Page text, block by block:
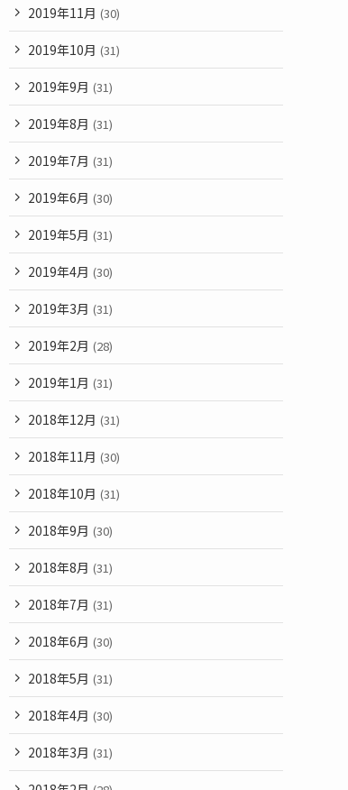
2019年11月 (30)
2019年10月 (31)
2019年9月 (31)
2019年8月 (31)
2019年7月 (31)
2019年6月 (30)
2019年5月 (31)
2019年4月 (30)
2019年3月 (31)
2019年2月 (28)
2019年1月 (31)
2018年12月 (31)
2018年11月 (30)
2018年10月 (31)
2018年9月 (30)
2018年8月 (31)
2018年7月 (31)
2018年6月 (30)
2018年5月 (31)
2018年4月 (30)
2018年3月 (31)